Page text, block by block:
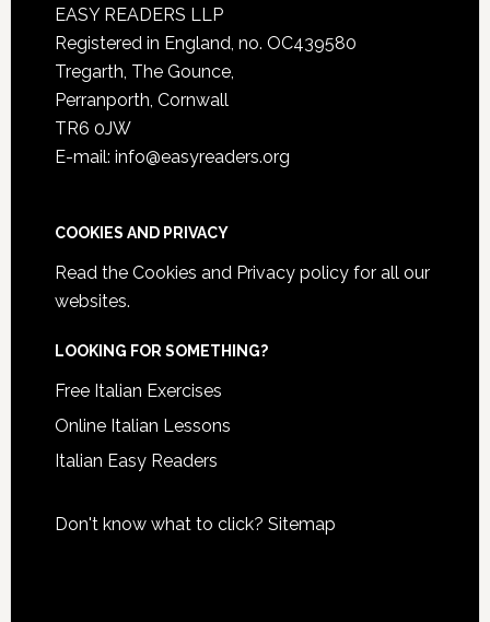
EASY READERS LLP
Registered in England, no. OC439580
Tregarth, The Gounce,
Perranporth, Cornwall
TR6 0JW
E-mail: info@easyreaders.org
COOKIES AND PRIVACY
Read the Cookies and Privacy policyfor all our
websites.
LOOKING FOR SOMETHING?
Free Italian Exercises
Online Italian Lessons
Italian Easy Readers
Don't know what to click? Sitemap